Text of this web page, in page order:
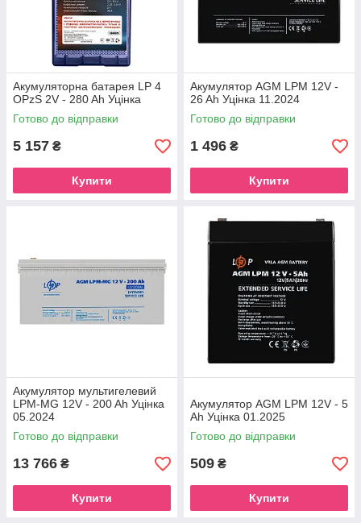
Акумуляторна батарея LP 4
OPzS 2V - 280 Ah Уцінка
Готово до відправки
5 157 ₴
Купити
Акумулятор AGM LPM 12V -
26 Ah Уцінка 11.2024
Готово до відправки
1 496 ₴
Купити
Акумулятор мультигелевий
LPM-MG 12V - 200 Ah Уцінка
05.2024
Готово до відправки
13 766 ₴
Купити
Акумулятор AGM LPM 12V - 5
Ah Уцінка 01.2025
Готово до відправки
509 ₴
Купити